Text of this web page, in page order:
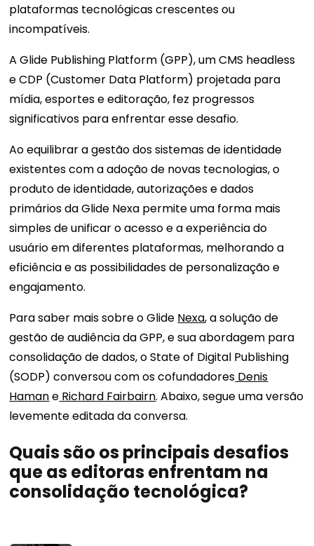
plataformas tecnológicas crescentes ou
incompatíveis.
A Glide Publishing Platform (GPP), um CMS headless
e CDP (Customer Data Platform) projetada para
mídia, esportes e editoração, fez progressos
significativos para enfrentar esse desafio.
Ao equilibrar a gestão dos sistemas de identidade
existentes com a adoção de novas tecnologias, o
produto de identidade, autorizações e dados
primários da Glide Nexa permite uma forma mais
simples de unificar o acesso e a experiência do
usuário em diferentes plataformas, melhorando a
eficiência e as possibilidades de personalização e
engajamento.
Para saber mais sobre o Glide Nexa, a solução de
gestão de audiência da GPP, e sua abordagem para
consolidação de dados, o State of Digital Publishing
(SODP) conversou com os cofundadores Denis
Hamane Richard Fairbairn. Abaixo, segue uma versão
levemente editada da conversa.
Quais são os principais desafios
que as editoras enfrentam na
consolidação tecnológica?